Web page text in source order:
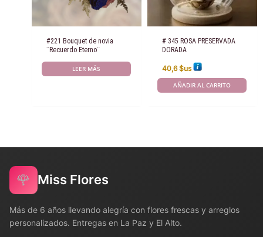
#221 Bouquet de novia
¨Recuerdo Eterno¨
LEER MÁS
# 345 ROSA PRESERVADA
DORADA
40,6$us
AÑADIR AL CARRITO
🌹 Miss Flores
Más de 6 años llevando alegría con flores frescas y arreglos
personalizados. Entregas en La Paz y El Alto.